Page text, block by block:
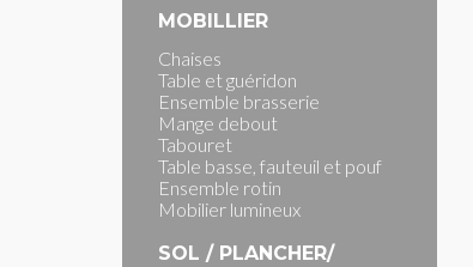
MOBILLIER
Chaises
Table et guéridon
Ensemble brasserie
Mange debout
Tabouret
Table basse, fauteuil et pouf
Ensemble rotin
Mobilier lumineux
SOL / PLANCHER/